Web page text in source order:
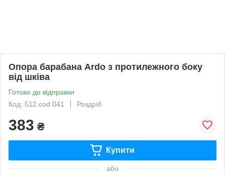
Опора барабана Ardo з протилежного боку
від шківа
Готово до відправки
Код: 512.cod 041
Роздріб
383 ₴
Купити
або